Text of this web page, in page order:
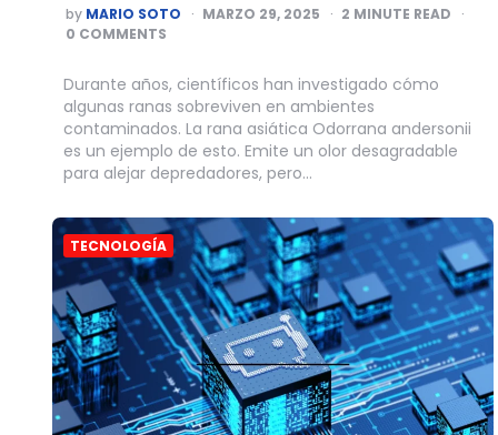
POSTED
BY
by MARIO SOTO MARZO 29, 2025 2 MINUTE READ
0 COMMENTS
Durante años, científicos han investigado cómo
algunas ranas sobreviven en ambientes
contaminados. La rana asiática Odorrana andersonii
es un ejemplo de esto. Emite un olor desagradable
para alejar depredadores, pero…
TECNOLOGÍA